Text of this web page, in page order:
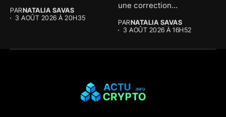
PARNATALIA SAVAS
3 AOÛT 2026 À 20H35
une correction...
PARNATALIA SAVAS
3 AOÛT 2026 À 16H52